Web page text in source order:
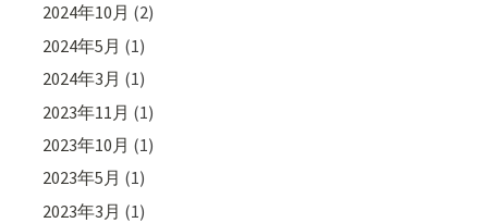
2024年10月 (2)
2024年5月 (1)
2024年3月 (1)
2023年11月 (1)
2023年10月 (1)
2023年5月 (1)
2023年3月 (1)